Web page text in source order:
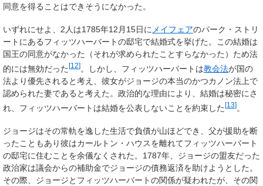
同意を得ることはできそうになかった。
いずれにせよ、2人は1785年12月15日に メイフェアのパーク・ストリ
ートにあるフィッツハーバートの邸宅で結婚式を挙げた。この結婚は
国王の同意がなかった（それが求められたことすらなかった）ため法
的には無効だった [12] 。しかし、フィッツハーバートは教会法が国の
法より優先されると考え、彼女がジョージの本当のかつカノン法上で
認められた妻であると考えた。政治的な理由により、結婚は秘密にさ
れ、フィッツハーバートは結婚を公表しないことを約束した[13]。
ジョージはその常軌を逸した生活で負債が山ほどでき、父が援助を断
ったこともあり彼はカールトン・ハウスを離れてフィッツハーバート
の邸宅に住むことを余儀なくされた。1787年、ジョージの盟友だった
政治家は議会からの補助金でジョージの債務返済を助けようとした。
その際、ジョージとフィッツハーバートの関係が疑われたが、その関